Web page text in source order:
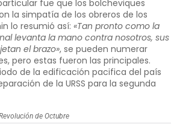
fue que los bolcheviques
la simpatía de los obreros de los
lo resumió así: «Tan pronto como la
levanta la mano contra nosotros, sus
el brazo», se pueden numerar
pero estas fueron las principales.
de la edificación pacifica del país
de la URSS para la segunda
de Octubre